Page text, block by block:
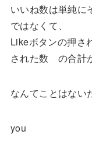
いいね数は単純に
ではなくて、
Likeボタンの押さ
された数 の合計
なんてことはない
you